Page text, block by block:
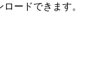
ードできます。